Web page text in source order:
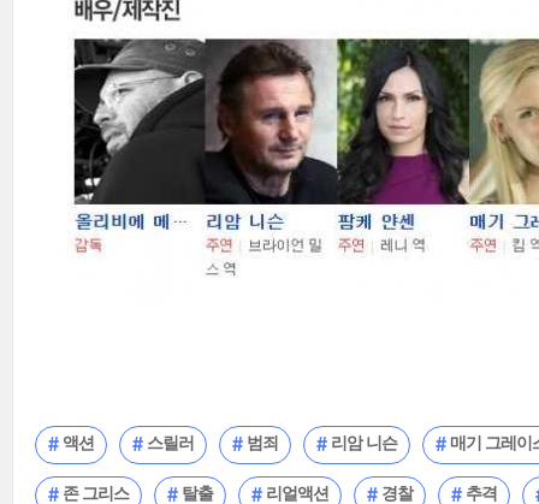
액션 스릴러 범죄 리암 니슨 매기 그레이
존 그리스 탈출 리얼액션 경찰 추격